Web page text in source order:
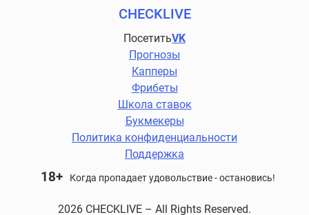
CHECKLIVE
ПосетитьVK
Прогнозы
Капперы
Фрибеты
Школа ставок
Букмекеры
Политика конфиденциальности
Поддержка
18+ Когда пропадает удовольствие - остановись!
2026 CHECKLIVE – All Rights Reserved.